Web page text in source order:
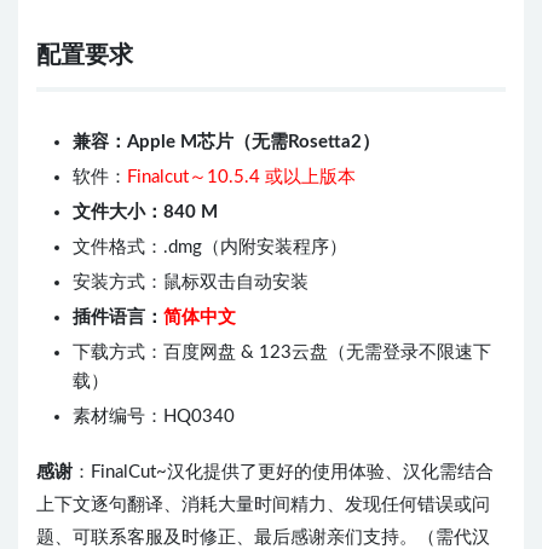
配置要求
兼容：Apple M芯片（无需Rosetta2）
软件： Finalcut～10.5.4 或以上版本
文件大小：840 M
文件格式：.dmg（内附安装程序）
安装方式：鼠标双击自动安装
插件语言： 简体中文
下载方式：百度网盘 & 123云盘（无需登录不限速下
载）
素材编号：HQ0340
感谢 ：FinalCut~汉化提供了更好的使用体验、汉化需结合
上下文逐句翻译、消耗大量时间精力、发现任何错误或问
题、可联系客服及时修正、最后感谢亲们支持。（需代汉